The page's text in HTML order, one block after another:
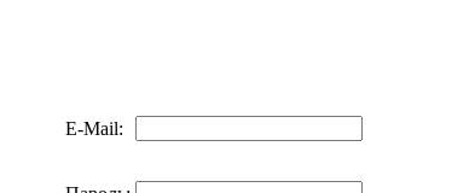
E-Mail: